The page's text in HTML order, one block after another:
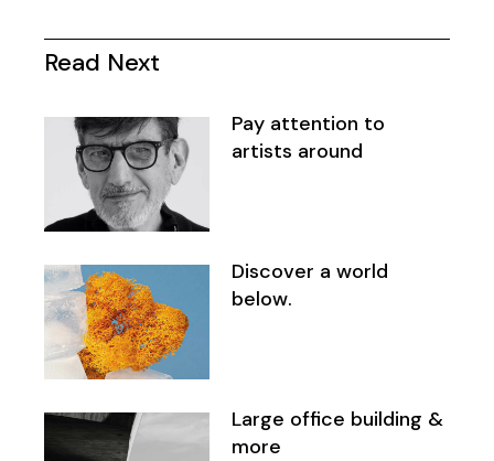
Read Next
Pay attention to
artists around
Discover a world
below.
Large office building &
more